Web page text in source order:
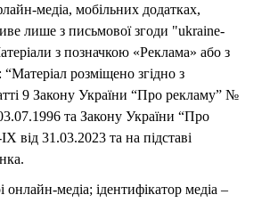
медіа, мобільних додатках,
лише з письмової згоди "ukraine-
з позначкою «Реклама» або з
розміщено згідно з
9 Закону України “Про рекламу” №
та Закону України “Про
від 31.03.2023 та на підставі
онлайн-медіа; ідентифікатор медіа –